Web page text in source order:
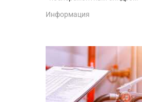
Информация